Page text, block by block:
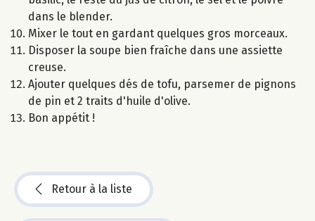
dans le blender.
Mixer le tout en gardant quelques gros morceaux.
Disposer la soupe bien fraîche dans une assiette
creuse.
Ajouter quelques dés de tofu, parsemer de pignons
de pin et 2 traits d'huile d'olive.
Bon appétit !
Retour à la liste